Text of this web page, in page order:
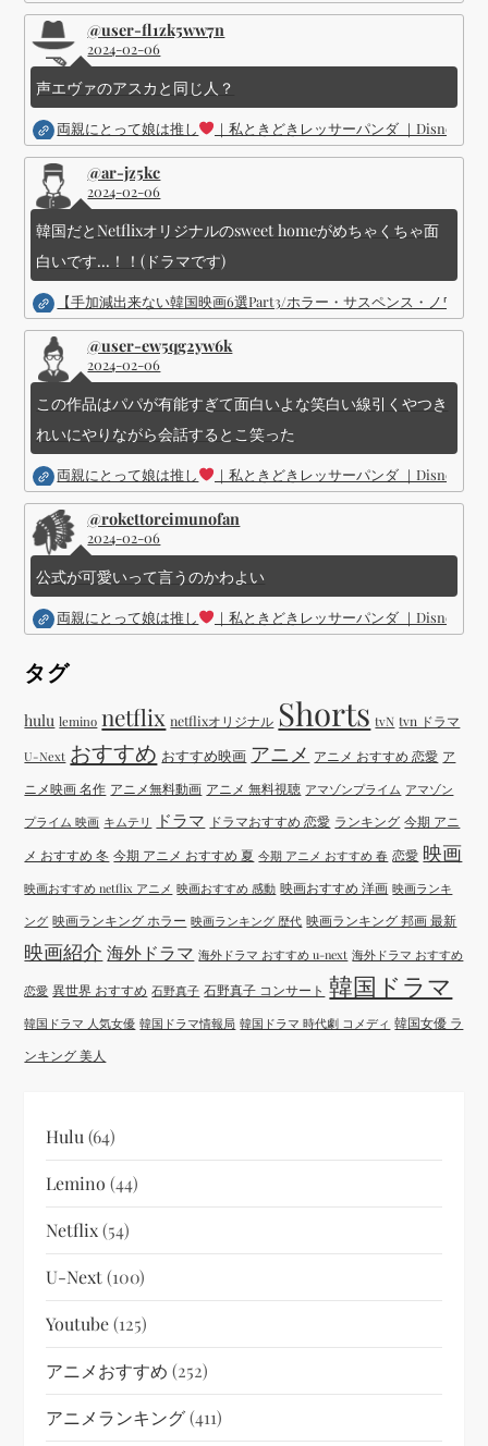
@user-fl1zk5ww7n
2024-02-06
声エヴァのアスカと同じ人？
両親にとって娘は推し ｜私ときどきレッサーパンダ ｜Disney (
@ar-jz5kc
2024-02-06
韓国だとNetflixオリジナルのsweet homeがめちゃくちゃ面
白いです...！！(ドラマです)
【手加減出来ない韓国映画6選Part3/ホラー・サスペンス・ノワー
@user-ew5qg2yw6k
2024-02-06
この作品はパパが有能すぎて面白いよな笑白い線引くやつき
れいにやりながら会話するとこ笑った
両親にとって娘は推し ｜私ときどきレッサーパンダ ｜Disney (
@rokettoreimunofan
2024-02-06
公式が可愛いって言うのかわよい
両親にとって娘は推し ｜私ときどきレッサーパンダ ｜Disney (
タグ
hulu lemino netflix netflixオリジナル Shorts tvN tvn ドラマ
U-Next おすすめ おすすめ映画 アニメ アニメ おすすめ 恋愛 ア
ニメ映画 名作 アニメ無料動画 アニメ 無料視聴 アマゾンプライム アマゾン
プライム 映画 キムテリ ドラマ ドラマおすすめ 恋愛 ランキング 今期 アニ
メ おすすめ 冬 今期 アニメ おすすめ 夏 今期 アニメ おすすめ 春 恋愛 映画
映画おすすめ netflix アニメ 映画おすすめ 感動 映画おすすめ 洋画 映画ランキ
ング 映画ランキング ホラー 映画ランキング 歴代 映画ランキング 邦画 最新
映画紹介 海外ドラマ 海外ドラマ おすすめ u-next 海外ドラマ おすすめ
恋愛 異世界 おすすめ 石野真子 石野真子 コンサート 韓国ドラマ
韓国ドラマ 人気女優 韓国ドラマ情報局 韓国ドラマ 時代劇 コメディ 韓国女優 ラ
ンキング 美人
Hulu (64)
Lemino (44)
Netflix(54)
U-Next(100)
Youtube(125)
アニメおすすめ (252)
アニメランキング(411)